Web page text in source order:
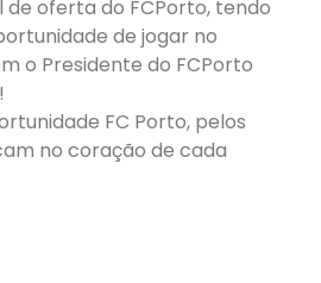
oferta do FCPorto, tendo
de jogar no
o Presidente do FCPorto
FC Porto, pelos
no coração de cada